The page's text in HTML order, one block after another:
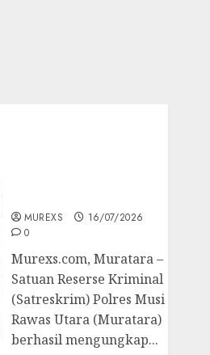
MUREXS
16/07/2026
0
Murexs.com, Muratara –
Satuan Reserse Kriminal
(Satreskrim) Polres Musi
Rawas Utara (Muratara)
berhasil mengungkap...